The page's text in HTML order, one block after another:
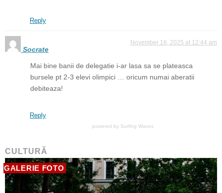
Reply
Socrate
November 16, 2025 at 12:44 am
Mai bine banii de delegatie i-ar lasa sa se plateasca
bursele pt 2-3 elevi olimpici … oricum numai aberatii
debiteaza!
Reply
powered by Surfing Waves
CULTURĂ
GALERIE FOTO